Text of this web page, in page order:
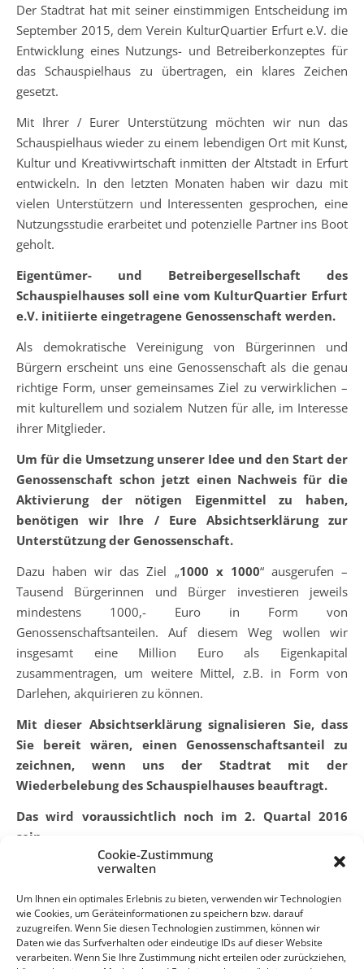
Cookie-Zustimmung
verwalten
Um Ihnen ein optimales Erlebnis zu bieten, verwenden wir Technologien
wie Cookies, um Geräteinformationen zu speichern bzw. darauf
zuzugreifen. Wenn Sie diesen Technologien zustimmen, können wir
Daten wie das Surfverhalten oder eindeutige IDs auf dieser Website
verarbeiten. Wenn Sie Ihre Zustimmung nicht erteilen oder zurückziehen,
Der Stadtrat hat mit seiner einstimmigen Entscheidung im
September 2015, dem Verein KulturQuartier Erfurt e.V. die
Entwicklung eines Nutzungs- und Betreiberkonzeptes für
das Schauspielhaus zu übertragen, ein klares Zeichen
gesetzt.
Mit Ihrer / Eurer Unterstützung möchten wir nun das
Schauspielhaus wieder zu einem lebendigen Ort mit Kunst,
Kultur und Kreativwirtschaft inmitten der Altstadt in Erfurt
entwickeln. In den letzten Monaten haben wir dazu mit
vielen Unterstützern und Interessenten gesprochen, eine
Nutzungsstudie erarbeitet und potenzielle Partner ins Boot
geholt.
Eigentümer- und Betreibergesellschaft des
Schauspielhauses soll eine vom KulturQuartier Erfurt
e.V. initiierte eingetragene Genossenschaft werden.
Als demokratische Vereinigung von Bürgerinnen und
Bürgern erscheint uns eine Genossenschaft als die genau
richtige Form, unser gemeinsames Ziel zu verwirklichen –
mit kulturellem und sozialem Nutzen für alle, im Interesse
ihrer Mitglieder.
Um für die Umsetzung unserer Idee und den Start der
Genossenschaft schon jetzt einen Nachweis für die
Aktivierung der nötigen Eigenmittel zu haben,
benötigen wir Ihre / Eure Absichtserklärung zur
Unterstützung der Genossenschaft.
Dazu haben wir das Ziel „1000 x 1000“ ausgerufen –
Tausend Bürgerinnen und Bürger investieren jeweils
mindestens 1000,- Euro in Form von
Genossenschaftsanteilen. Auf diesem Weg wollen wir
insgesamt eine Million Euro als Eigenkapital
zusammentragen, um weitere Mittel, z.B. in Form von
Darlehen, akquirieren zu können.
Mit dieser Absichtserklärung signalisieren Sie, dass
Sie bereit wären, einen Genossenschaftsanteil zu
zeichnen, wenn uns der Stadtrat mit der
Wiederbelebung des Schauspielhauses beauftragt.
Das wird voraussichtlich noch im 2. Quartal 2016
sein.
Momentan treten Sie weder der Genossenschaft bei, noch
lediglich, dass Sie das tun würden, wenn wir gemeinsam
unser Vorhaben starten und die Genossenschaft gründen.